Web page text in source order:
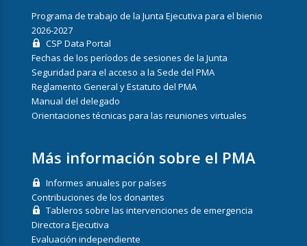
Programa de trabajo de la Junta Ejecutiva para el bienio
2026-2027
CSP Data Portal
Fechas de los períodos de sesiones de la Junta
Seguridad para el acceso a la Sede del PMA
Reglamento General y Estatuto del PMA
Manual del delegado
Orientaciones técnicas para las reuniones virtuales
Más información sobre el PMA
Informes anuales por países
Contribuciones de los donantes
Tableros sobre las intervenciones de emergencia
Directora Ejecutiva
Evaluación independiente